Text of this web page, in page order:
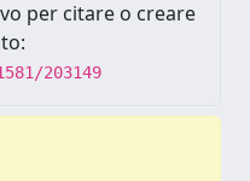
per citare o creare
203149